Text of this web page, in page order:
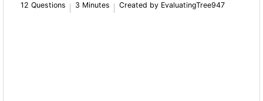
12 Questions 3 Minutes Created by EvaluatingTree947